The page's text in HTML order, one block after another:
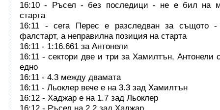
16:10 - Ръсел - без последици - не е бил на
старта
16:11 - сега Перес е разследван за същото
фалстарт, а неправилна позиция на старта
16:11 - 1:16.661 за Антонели
16:11 - сектори две и три за Хамилтън, Антонели
едно
16:11 - 4.3 между двамата
16:11 - Льоклер вече е на 3.3 зад Хамилтън
16:12 - Хаджар е на 1.7 зад Льоклер